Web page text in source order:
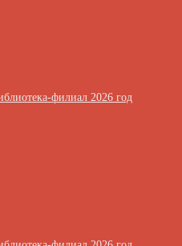
филиал 2026 год